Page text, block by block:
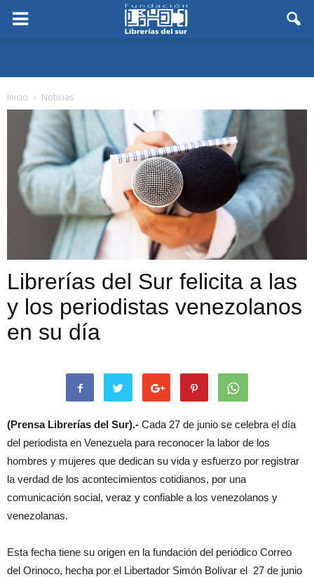
Inicio Noticias
Librerías del Sur felicita a las
y los periodistas venezolanos
en su día
(Prensa Librerías del Sur).- Cada 27 de junio se celebra el día
del periodista en Venezuela para reconocer la labor de los
hombres y mujeres que dedican su vida y esfuerzo por registrar
la verdad de los acontecimientos cotidianos, por una
comunicación social, veraz y confiable a los venezolanos y
venezolanas.
Esta fecha tiene su origen en la fundación del periódico Correo
del Orinoco, hecha por el Libertador Simón Bolívar el 27 de junio